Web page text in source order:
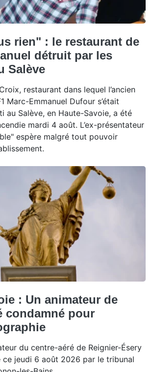
rien" : le restaurant de
détruit par les
Salève
restaurant dans lequel l’ancien
Marc-Emmanuel Dufour s’était
au Salève, en Haute-Savoie, a été
mardi 4 août. L’ex-présentateur
espère malgré tout pouvoir
: Un animateur de
condamné pour
du centre-aéré de Reignier-Ésery
ce jeudi 6 août 2026 par le tribunal